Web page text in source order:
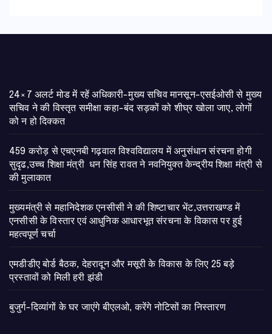
24×7 अलर्ट मोड में रहें अधिकारी-मुख्य सचिव मानसून-एसईओसी से मुख्य
सचिव ने की विस्तृत समीक्षा कहा-बंद सड़कों को शीघ्र खोला जाए, लोगों
को न हो दिक्कत
459 करोड़ से एचएनबी गढ़वाल विश्वविद्यालय में अनुसंधान संरचना होगी
सुदृढ,उच्च शिक्षा मंत्री धन सिंह रावत ने नवनियुक्त केन्द्रीय शिक्षा मंत्री से
की मुलाकात
मुख्यमंत्री से महानिदेशक एनसीसी ने की शिष्टाचार भेंट,उत्तराखण्ड में
एनसीसी के विस्तार एवं आधुनिक आधारभूत संरचना के विकास पर हुई
महत्वपूर्ण चर्चा
एमडीडीए बोर्ड बैठक, देहरादून और मसूरी के विकास के लिए 25 बड़े
प्रस्तावों को मिली हरी झंडी
बुजुर्ग-दिव्यांगों के घर जाएंगे बीएलओ, करेंगे नोटिसों का निस्तारण